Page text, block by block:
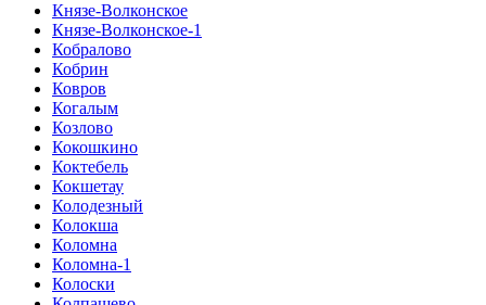
Князе-Волконское
Князе-Волконское-1
Кобралово
Кобрин
Ковров
Когалым
Козлово
Кокошкино
Коктебель
Кокшетау
Колодезный
Колокша
Коломна
Коломна-1
Колоски